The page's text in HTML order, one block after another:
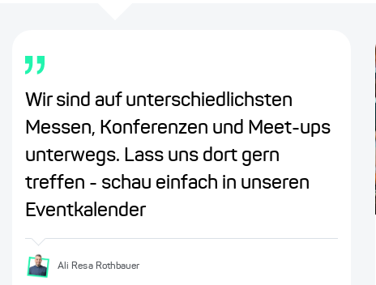
Wir sind auf unterschiedlichsten
Messen, Konferenzen und Meet-ups
unterwegs. Lass uns dort gern
treffen - schau einfach in unseren
Eventkalender
Ali Resa Rothbauer